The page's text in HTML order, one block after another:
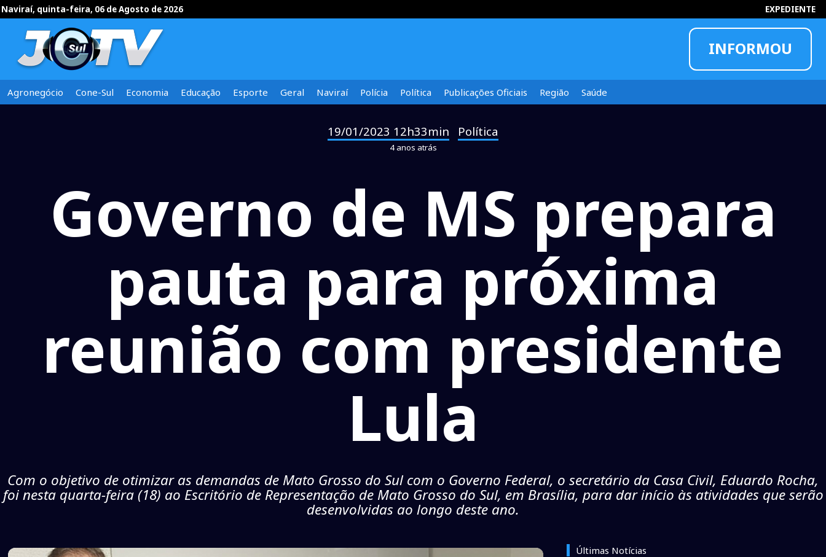
Naviraí, quinta-feira, 06 de Agosto de 2026 EXPEDIENTE
INFORMOU
Agronegócio Cone-Sul Economia Educação Esporte Geral Naviraí Polícia Política Publicações Oficiais Região Saúde
19/01/2023 12h33min Política
4 anos atrás
Governo de MS prepara
pauta para próxima
reunião com presidente
Lula
Com o objetivo de otimizar as demandas de Mato Grosso do Sul com o Governo Federal, o secretário da Casa Civil, Eduardo Rocha,
foi nesta quarta-feira (18) ao Escritório de Representação de Mato Grosso do Sul, em Brasília, para dar início às atividades que serão
desenvolvidas ao longo deste ano.
Últimas Notícias